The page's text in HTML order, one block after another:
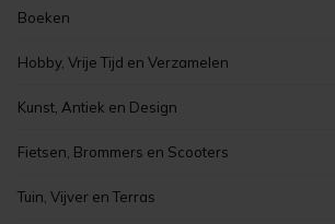
peugeot
renault
decoratie
stoelen
tafels
Boeken
zeeuwse boeken
overige boeken
kinderboeken
Hobby, Vrije Tijd en Verzamelen
verzamelen
koken en bakken
kaarten maken en knutselen
Kunst, Antiek en Design
curiosa en brocante
antiek
Fietsen, Brommers en Scooters
elektrische fietsen
Tuin, Vijver en Terras